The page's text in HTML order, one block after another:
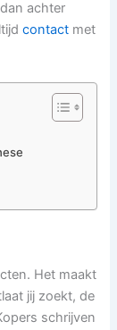
achter
contact met
Het maakt
jij zoekt, de
schrijven